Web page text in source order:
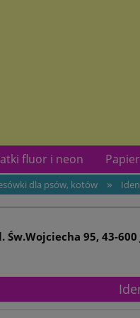
fluor i neon
Kontakt
dla psów, kotów »
Św.Wojciecha 95, 43-